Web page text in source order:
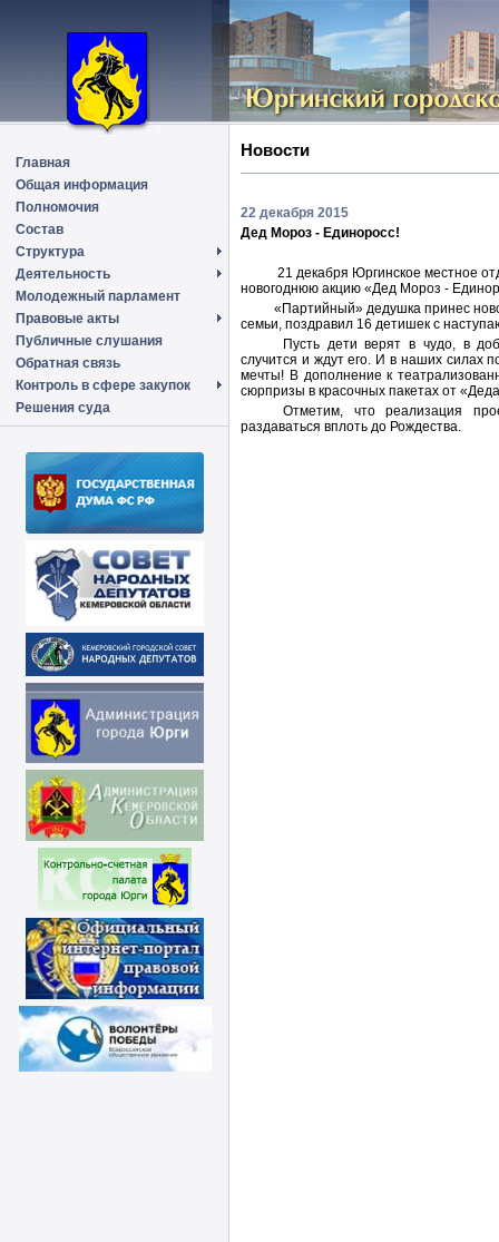
Главная
Общая информация
Полномочия
Состав
Структура
Деятельность
Молодежный парламент
Правовые акты
Публичные слушания
Обратная связь
Контроль в сфере закупок
Решения суда
Новости
22 декабря 2015
Дед Мороз - Единоросс!
21 декабря Юргинское местное
новогоднюю акцию «Дед Мороз -
«Партийный» дедушка принес
семьи, поздравил 16 детишек с
Пусть дети верят в чудо, в
случится и ждут его. И в наших силах
мечты! В дополнение к
сюрпризы в красочных пакетах от
Отметим, что реализация
раздаваться вплоть до Рождества.